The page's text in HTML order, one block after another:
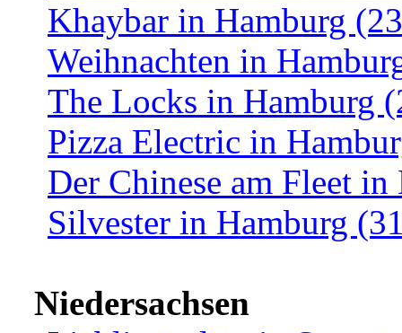
Khaybar in Hamburg
Weihnachten in
The Locks in Hamburg
Pizza Electric in
Der Chinese am Fleet
Silvester in Hamburg
Niedersachsen